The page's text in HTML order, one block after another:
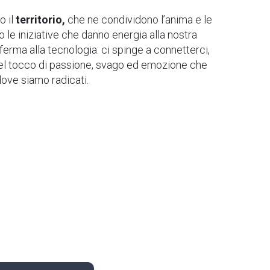
il territorio, che ne condividono l’anima e le
iniziative che danno energia alla nostra
alla tecnologia: ci spinge a connetterci,
tocco di passione, svago ed emozione che
siamo radicati.